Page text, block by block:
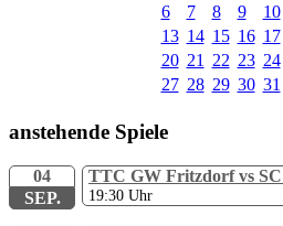
6
7 8 9 10
13 14 15 16 17
20 21 22 23 24
27 28 29 30 31
anstehende Spiele
04
SEP.
TTC GW Fritzdorf vs
19:30 Uhr